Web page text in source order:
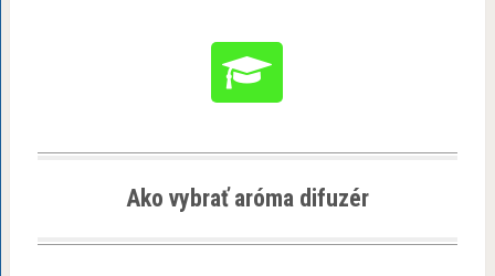
Ako vybrať aróma difuzér